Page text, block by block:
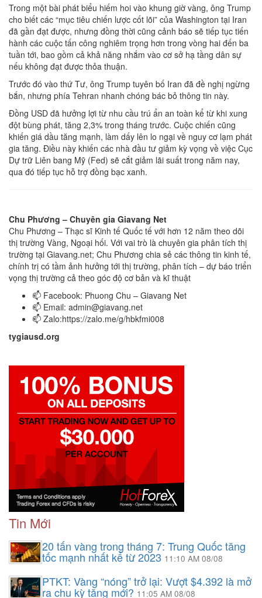
Trong một bài phát biểu hiếm hoi vào khung giờ vàng, ông Trump
cho biết các “mục tiêu chiến lược cốt lõi” của Washington tại Iran
đã gần đạt được, nhưng đồng thời cũng cảnh báo sẽ tiếp tục tiến
hành các cuộc tấn công nghiêm trọng hơn trong vòng hai đến ba
tuần tới, bao gồm cả khả năng nhắm vào cơ sở hạ tầng dân sự
nếu không đạt được thỏa thuận.
Trước đó vào thứ Tư, ông Trump tuyên bố Iran đã đề nghị ngừng
bắn, nhưng phía Tehran nhanh chóng bác bỏ thông tin này.
Đồng USD đã hưởng lợi từ nhu cầu trú ẩn an toàn kể từ khi xung
đột bùng phát, tăng 2,3% trong tháng trước. Cuộc chiến cũng
khiến giá dầu tăng mạnh, làm dấy lên lo ngại về nguy cơ lạm phát
gia tăng. Điều này khiến các nhà đầu tư giảm kỳ vọng về việc Cục
Dự trữ Liên bang Mỹ (Fed) sẽ cắt giảm lãi suất trong năm nay,
qua đó tiếp tục hỗ trợ đồng bạc xanh.
Chu Phương – Chuyên gia Giavang Net
Chu Phương – Thạc sĩ Kinh tế Quốc tế với hơn 12 năm theo dõi
thị trường Vàng, Ngoại hối. Với vai trò là chuyên gia phân tích thị
trường tại Giavang.net; Chu Phương chia sẻ các thông tin kinh tế,
chính trị có tầm ảnh hưởng tới thị trường, phân tích – dự báo triển
vọng thị trường cả theo góc độ cơ bản và kĩ thuật
📫 Facebook: Phuong Chu – Giavang Net
📫 Email: admin@giavang.net
📫 Zalo:https://zalo.me/g/hbkfmi008
tygiausd.org
Tin Mới
20 tấn vàng trong tháng 7: Trung Quốc tăng
tốc mạnh nhất kể từ 2023 11:10 AM 08/08
PTKT: Vàng “nóng” trở lại: Vượt $4.392 là mở
ra chu kỳ tăng mới? 11:05 AM 08/08